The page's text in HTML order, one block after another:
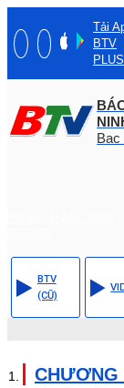
Tải
BTV
PLUS
Bac
BTV
(CŨ)
CHƯƠNG